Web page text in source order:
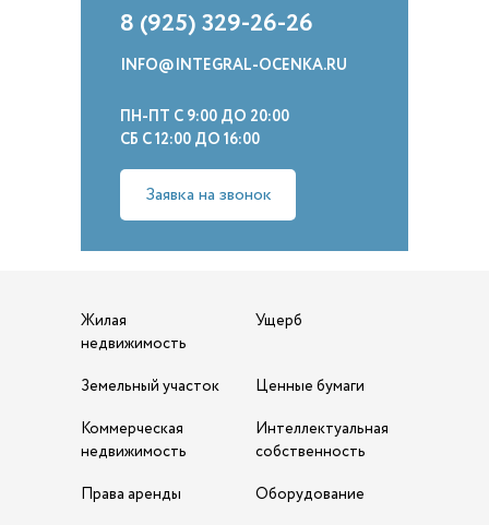
8 (925) 329-26-26
INFO@INTEGRAL-OCENKA.RU
ПН-ПТ С 9:00 ДО 20:00
СБ С 12:00 ДО 16:00
Заявка на звонок
Жилая
недвижимость
Ущерб
Земельный участок
Ценные бумаги
Коммерческая
недвижимость
Интеллектуальная
собственность
Права аренды
Оборудование